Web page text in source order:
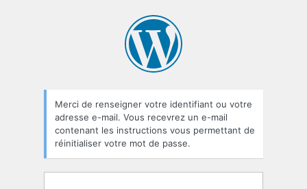
Merci de renseigner votre identifiant ou votre
adresse e-mail. Vous recevrez un e-mail
contenant les instructions vous permettant de
réinitialiser votre mot de passe.